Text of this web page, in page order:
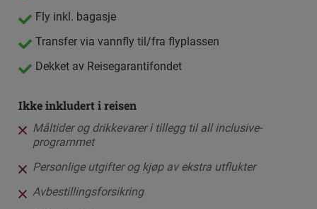
Fly inkl. bagasje
Transfer via vannfly til/fra flyplassen
Dekket av Reisegarantifondet
Ikke inkludert i reisen
Måltider og drikkevarer i tillegg til all inclusive-
programmet
Personlige utgifter og kjøp av ekstra utflukter
Avbestillingsforsikring